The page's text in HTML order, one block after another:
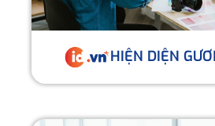
HIỆN DIỆN